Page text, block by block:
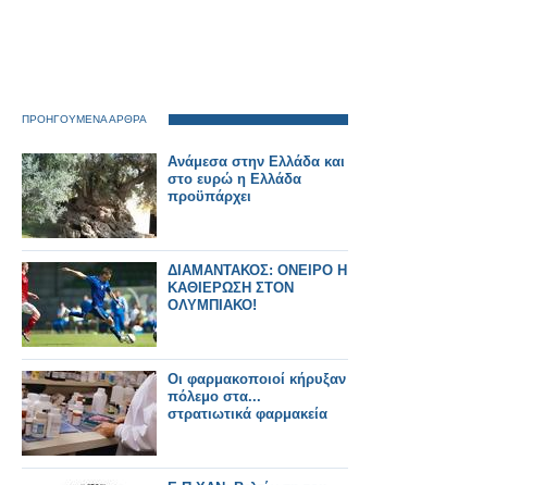
ΠΡΟΗΓΟΥΜΕΝΑ ΑΡΘΡΑ
Ανάμεσα στην Ελλάδα και
στο ευρώ η Ελλάδα
προϋπάρχει
ΔΙΑΜΑΝΤΑΚΟΣ: ΟΝΕΙΡΟ Η
ΚΑΘΙΕΡΩΣΗ ΣΤΟΝ
ΟΛΥΜΠΙΑΚΟ!
Οι φαρμακοποιοί κήρυξαν
πόλεμο στα...
στρατιωτικά φαρμακεία